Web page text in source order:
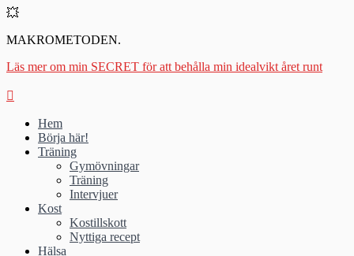
💥
MAKROMETODEN.
Läs mer om min SECRET för att behålla min idealvikt året runt
Hem
Börja här!
Träning
Gymövningar
Träning
Intervjuer
Kost
Kostillskott
Nyttiga recept
Hälsa